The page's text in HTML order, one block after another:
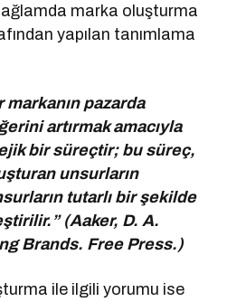
marka oluşturma
yapılan tanımlama
pazarda
artırmak amacıyla
bir süreçtir; bu süreç,
unsurların
tutarlı bir şekilde
(Aaker, D. A.
Brands. Free Press.)
ile ilgili yorumu ise